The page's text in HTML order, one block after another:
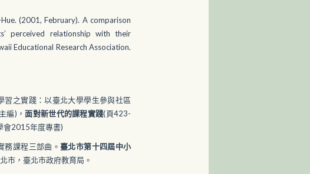
(2001, February). A comparison
perceived relationship with their
Educational Research Association.
之實踐：以臺北大學學生參與社區
編)，面對新世代的課程實踐(頁423-
會2015年度專書)
務課程三部曲。臺北市第十四屆中小
北市，臺北市政府教育局。